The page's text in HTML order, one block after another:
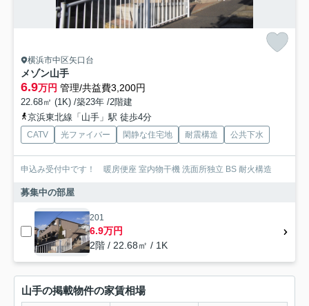
横浜市中区矢口台
メゾン山手
6.9万円 管理/共益費3,200円
22.68㎡ (1K) /築23年 /2階建
京浜東北線「山手」駅 徒歩4分
CATV 光ファイバー 閑静な住宅地 耐震構造 公共下水
申込み受付中です！ 暖房便座 室内物干機 洗面所独立 BS 耐火構造
募集中の部屋
201
6.9万円
2階 / 22.68㎡ / 1K
山手の掲載物件の家賃相場